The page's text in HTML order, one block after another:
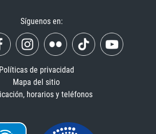
Síguenos en:
Políticas de privacidad
Mapa del sitio
horarios y teléfonos